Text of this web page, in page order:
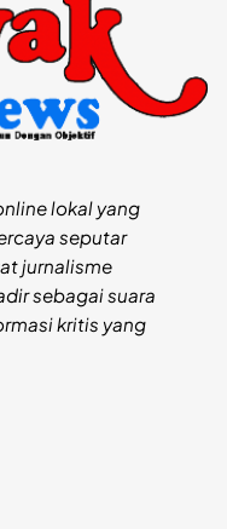
lokal yang
seputar
jurnalisme
sebagai suara
kritis yang